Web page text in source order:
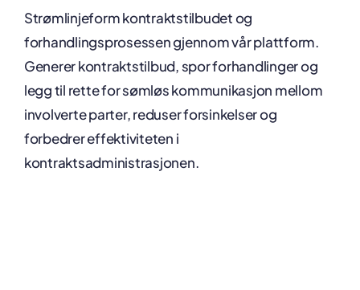
Strømlinjeform kontraktstilbudet og
forhandlingsprosessen gjennom vår plattform.
Generer kontraktstilbud, spor forhandlinger og
legg til rette for sømløs kommunikasjon mellom
involverte parter, reduser forsinkelser og
forbedrer effektiviteten i
kontraktsadministrasjonen.